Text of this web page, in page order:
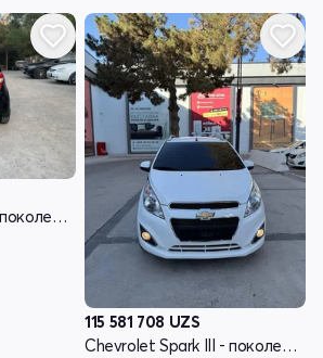
Chevrolet Spark III - поколение
115 581 708 UZS
Chevrolet Spark III - поколение